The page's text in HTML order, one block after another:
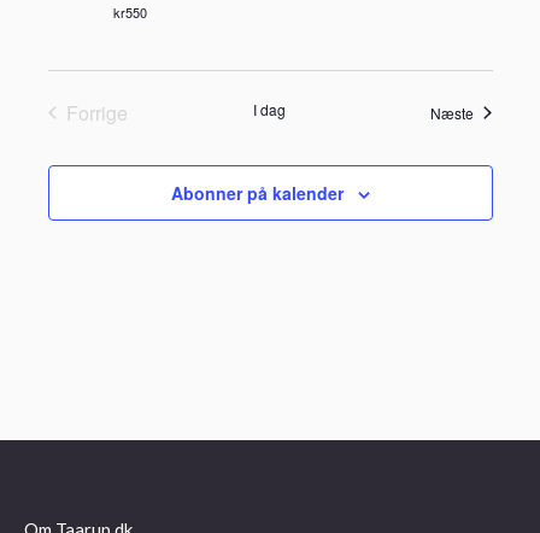
kr550
Forrige
I dag Næste
Abonner på kalender